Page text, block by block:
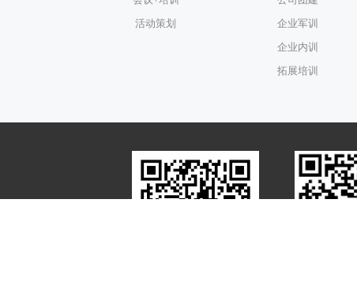
活动策划
企业军训
企业内训
拓展培训